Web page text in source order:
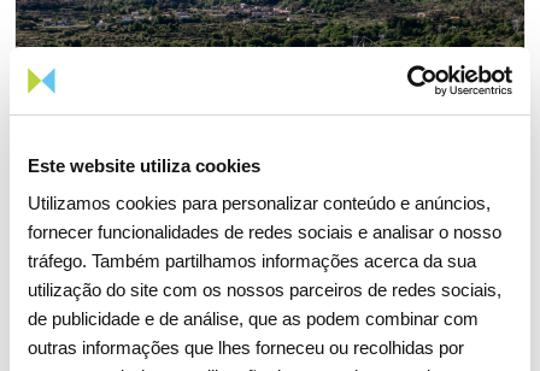
Este website utiliza cookies
Utilizamos cookies para personalizar conteúdo e anúncios,
fornecer funcionalidades de redes sociais e analisar o nosso
tráfego. Também partilhamos informações acerca da sua
utilização do site com os nossos parceiros de redes sociais,
de publicidade e de análise, que as podem combinar com
outras informações que lhes forneceu ou recolhidas por